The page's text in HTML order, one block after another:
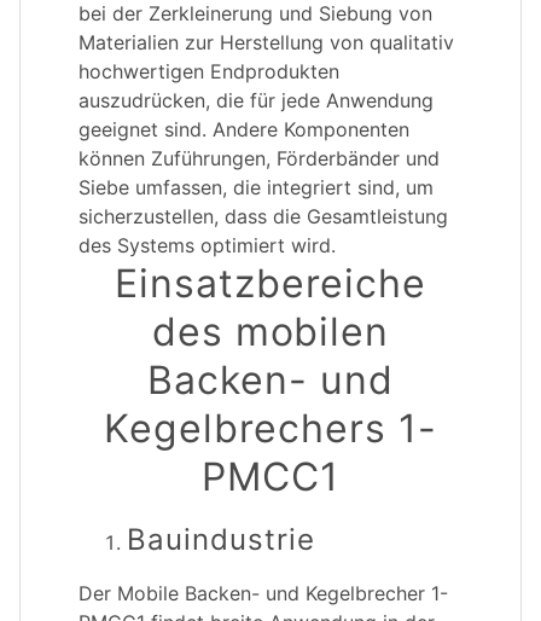
bei der Zerkleinerung und Siebung von
Materialien zur Herstellung von qualitativ
hochwertigen Endprodukten
auszudrücken, die für jede Anwendung
geeignet sind. Andere Komponenten
können Zuführungen, Förderbänder und
Siebe umfassen, die integriert sind, um
sicherzustellen, dass die Gesamtleistung
des Systems optimiert wird.
Einsatzbereiche
des mobilen
Backen- und
Kegelbrechers 1-
PMCC1
Bauindustrie
Der Mobile Backen- und Kegelbrecher 1-